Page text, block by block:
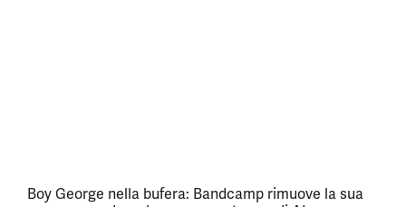
Boy George nella bufera: Bandcamp rimuove la sua